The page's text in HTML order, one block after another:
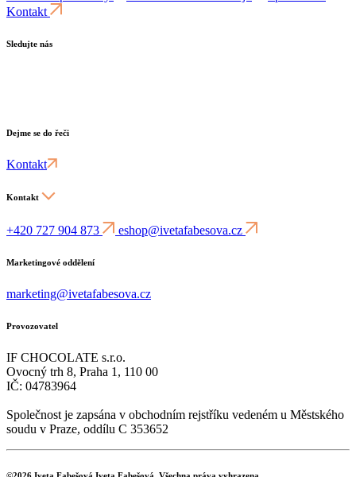
Kontakt
Sledujte nás
Dejme se do řeči
Kontakt
Kontakt
+420 727 904 873 eshop@ivetafabesova.cz
Marketingové oddělení
marketing@ivetafabesova.cz
Provozovatel
IF CHOCOLATE s.r.o.
Ovocný trh 8, Praha 1, 110 00
IČ: 04783964
Společnost je zapsána v obchodním rejstříku vedeném u Městského
soudu v Praze, oddílu C 353652